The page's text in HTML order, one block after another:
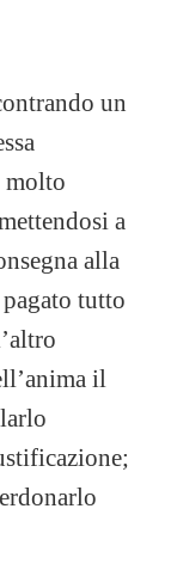
un
molto
a
alla
tutto
il